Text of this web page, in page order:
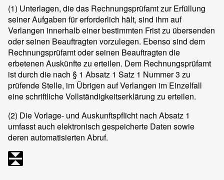
(1) Unterlagen, die das Rechnungsprüfamt zur Erfüllung
seiner Aufgaben für erforderlich hält, sind ihm auf
Verlangen innerhalb einer bestimmten Frist zu übersenden
oder seinen Beauftragten vorzulegen. Ebenso sind dem
Rechnungsprüfamt oder seinen Beauftragten die
erbetenen Auskünfte zu erteilen. Dem Rechnungsprüfamt
ist durch die nach § 1 Absatz 1 Satz 1 Nummer 3 zu
prüfende Stelle, im Übrigen auf Verlangen im Einzelfall
eine schriftliche Vollständigkeitserklärung zu erteilen.
(2) Die Vorlage- und Auskunftspflicht nach Absatz 1
umfasst auch elektronisch gespeicherte Daten sowie
deren automatisierten Abruf.